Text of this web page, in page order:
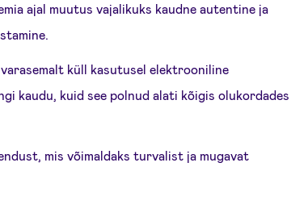
ajal muutus vajalikuks kaudne autentine ja
küll kasutusel elektrooniline
kaudu, kuid see polnud alati kõigis olukordades
mis võimaldaks turvalist ja mugavat